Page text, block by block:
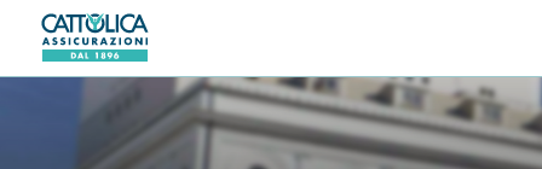
Generali logo